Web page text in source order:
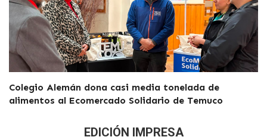
Colegio Alemán dona casi media tonelada de
alimentos al Ecomercado Solidario de Temuco
EDICIÓN IMPRESA